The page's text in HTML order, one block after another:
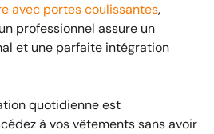
avec portes coulissantes,
professionnel assure un
et une parfaite intégration
quotidienne est
à vos vêtements sans avoir